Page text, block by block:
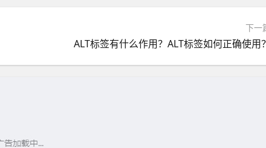
下一
ALT标签有什么作用？ALT标签如何正确使用